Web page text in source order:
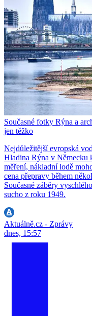
Současné fotky Rýna a
jen těžko
Nejdůležitější evropská
Hladina Rýna v Německu
měření, nákladní lodě
cena přepravy během
Současné záběry
sucho z roku 1949.
Aktuálně.cz - Zprávy
dnes, 15:57